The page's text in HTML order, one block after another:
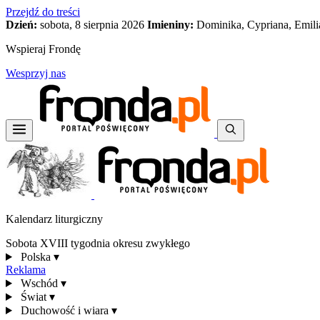
Przejdź do treści
Dzień: sobota, 8 sierpnia 2026 Imieniny: Dominika, Cypriana,
Wspieraj Frondę
Wesprzyj nas
Kalendarz liturgiczny
Sobota XVIII tygodnia okresu zwykłego
Polska ▾
Reklama
Wschód ▾
Świat ▾
Duchowość i wiara ▾